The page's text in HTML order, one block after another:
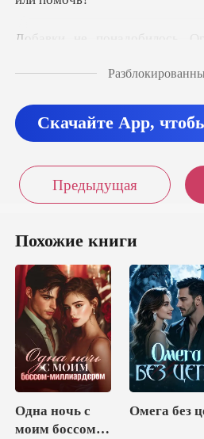
Скачайте App,
Предыдущая
Похожие книги
Одна ночь с
моим боссом-
Омега без